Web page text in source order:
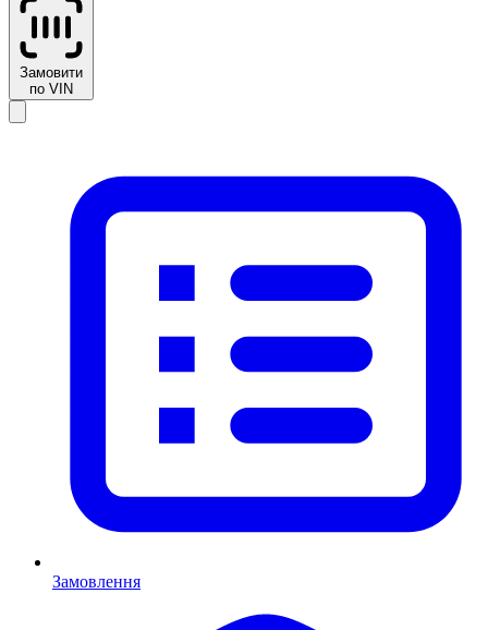
Замовити
по VIN
Замовлення